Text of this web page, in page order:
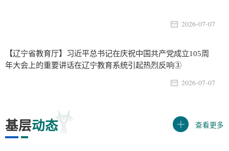
2026-07-07
【辽宁省教育厅】习近平总书记在庆祝中国共产党成立105周
年大会上的重要讲话在辽宁教育系统引起热烈反响③
2026-07-07
基层动态 查看更多